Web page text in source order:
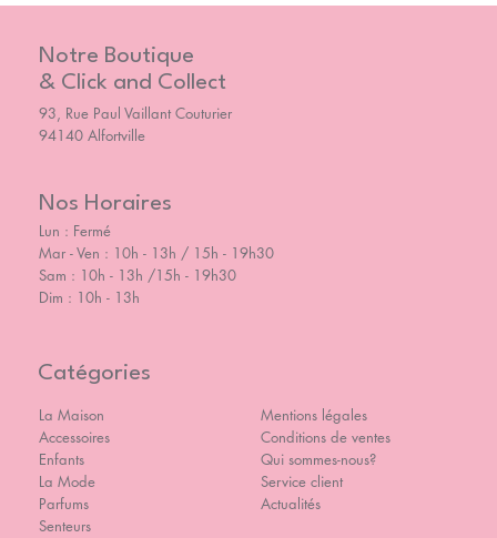
Notre Boutique
& Click and Collect
93, Rue Paul Vaillant Couturier
94140 Alfortville
Nos Horaires
Lun : Fermé
Mar - Ven : 10h - 13h / 15h - 19h30
Sam : 10h - 13h /15h - 19h30
Dim : 10h - 13h
Catégories
La Maison
Accessoires
Enfants
La Mode
Parfums
Senteurs
Mentions légales
Conditions de ventes
Qui sommes-nous?
Service client
Actualités